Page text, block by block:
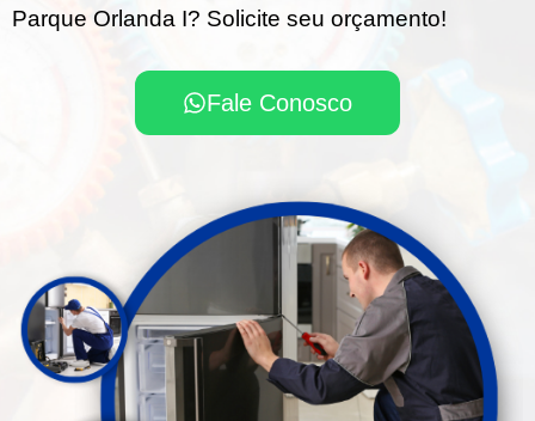
Parque Orlanda I? Solicite seu orçamento!
Fale Conosco